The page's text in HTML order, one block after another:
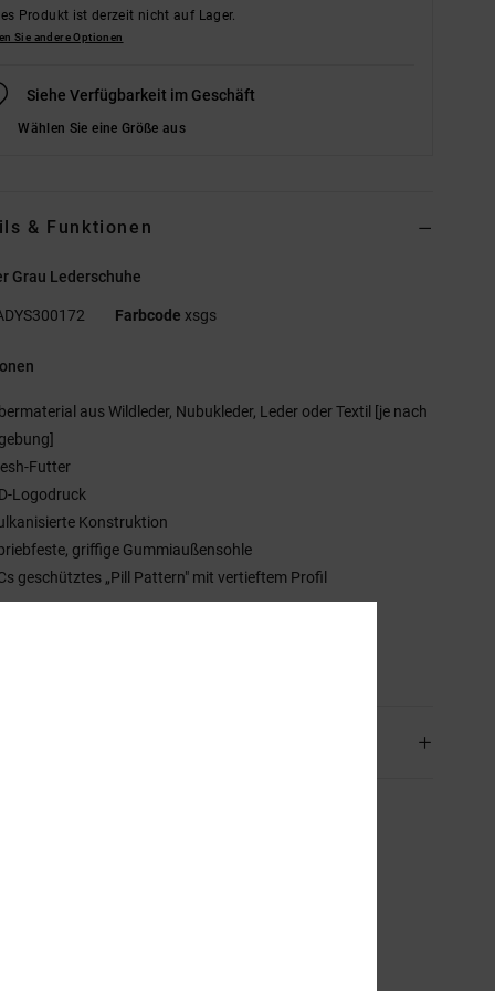
Produkt ist derzeit nicht auf Lager.
Sie andere Optionen
Siehe Verfügbarkeit im Geschäft
Wählen Sie eine Größe aus
& Funktionen
Grau Lederschuhe
Farbcode xsgs
aus Wildleder, Nubukleder, Leder oder Textil [je nach
Futter
Logodruck
Konstruktion
griffige Gummiaußensohle
geschütztes „Pill Pattern" mit vertieftem Profil